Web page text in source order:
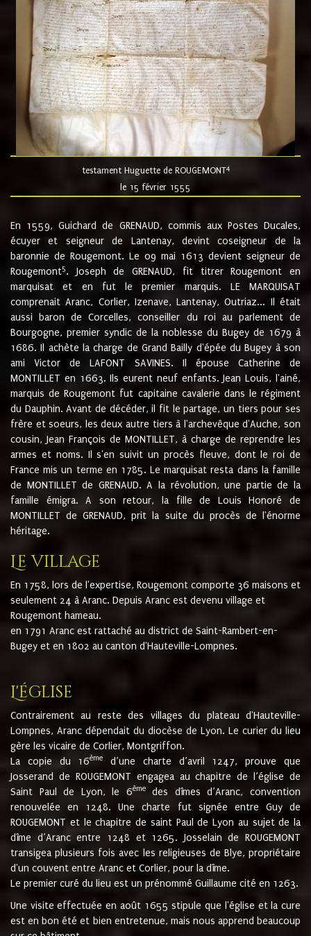
testament Huguette de ROUGEMONT4
le 15 février 1555
En 1559, Guichard de GRENAUD, commis aux Postes Ducales,
écuyer et seigneur de Lantenay, devint coseigneur de la
baronnie de Rougemont. Le 09 mai 1613 devient seigneur de
Rougemont5. Joseph de GRENAUD, fit titrer Rougemont en
marquisat et en fut le premier marquis. LE MARQUISAT
comprenait Aranc, Corlier, Izenave, Lantenay, Outriaz... Il était
aussi baron de Corcelles, conseiller du roi au parlement de
Bourgogne, premier syndic de la noblesse du Bugey de 1679 à
1686. Il achète la charge de Grand Bailly d'épée du Bugey à son
ami Victor de LAFONT SAVINES. Il épouse Catherine de
MONTILLET en 1663. Ils eurent neuf enfants. Jean Louis, l'ainé,
marquis de Rougemont fut capitaine cavalerie dans le régiment
du Dauphin. Avant de décéder, il fit le partage, un tiers pour ses
frère et soeurs, les deux autre tiers à l'archevêque d'Auche, son
cousin, Jean François de MONTILLET, à charge de reprendre les
armes et noms. Il s'en suivit un procès fleuve, dont le roi de
France mis un terme en 1785. Le marquisat resta dans la famille
de MONTILLET de GRENAUD. A la révolution, une partie de la
famille émigra. A son retour, la fille de Louis Honoré de
MONTILLET de GRENAUD, prit la suite du procès de l'énorme
héritage.
Le village
En 1758, lors de l'expertise, Rougemont comporte 36 maisons et
seulement 24 à Aranc. Depuis Aranc est devenu village et
Rougemont hameau.
en 1791 Aranc est rattaché au district de Saint-Rambert-en-
Bugey et en 1802 au canton d'Hauteville-Lompnes.
L'église
Contrairement au reste des villages du plateau d'Hauteville-
Lompnes, Aranc dépendait du diocèse de Lyon. Le curier du lieu
gère les vicaire de Corlier, Montgriffon.
La copie du 16ème
d’une charte d’avril 1247, prouve que
Josserand de ROUGEMONT engagea au chapitre de l’église de
Saint Paul de Lyon, le 6èmedes dîmes d’Aranc, convention
renouvelée en 1248. Une charte fut signée entre Guy de
ROUGEMONT et le chapitre de saint Paul de Lyon au sujet de la
dîme d’Aranc entre 1248 et 1265. Josselain de ROUGEMONT
transigea plusieurs fois avec les religieuses de Blye, propriétaire
d'un couvent entre Aranc et Corlier, pour la dîme.
Le premier curé du lieu est un prénommé Guillaume cité en 1263.
Une visite effectuée en août 1655 stipule que l'église et la cure
est en bon été et bien entretenue, mais nous apprend beaucoup